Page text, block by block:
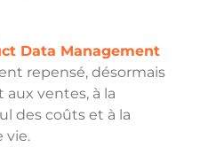
Data Management
repensé, désormais
ventes, à la
des coûts et à la
vie.